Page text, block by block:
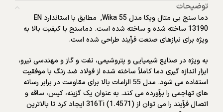
توضیحات
دما سنج بی متال ویکا مدل Wika 55, مطابق با استاندارد EN
13190 ساخته شده و ساخته شده است. دماسنج با کیفیت بالا به
ویژه برای نیازهای صنعت فرآیند طراحی شده است.
به ویژه در صنایع شیمیایی و پتروشیمی، نفت و گاز و مهندسی نیرو،
ابزار اندازه گیری دما کاملاً ساخته شده از فولاد ضد زنگ با موفقیت
استفاده می شود. مدل 55 الزامات بالا برای مقاومت در برابر رسانه
های تهاجمی را برآورده می کند. به عنوان یک گزینه، کیس، ساقه و
اتصال فرآیند را می توان از 316Ti (1.4571) ایجاد کرد تا بالاترین